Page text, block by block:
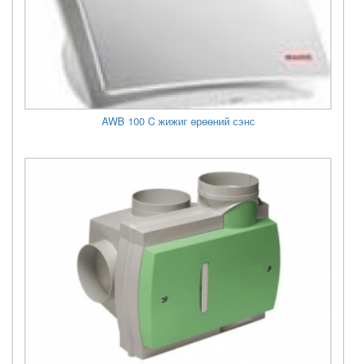
AWB 100 C жижиг өрөөний сэнс